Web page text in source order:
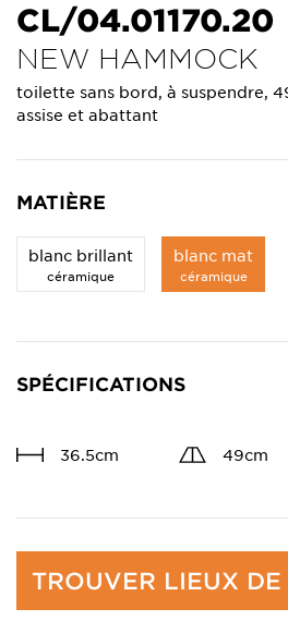
CL/04.01170.20
NEW HAMMOCK
toilette sans bord, à suspendre,
assise et abattant
MATIÈRE
blanc brillant
céramique
blanc mat
céramique
SPÉCIFICATIONS
36.5cm 49cm
TROUVER LIEUX DE